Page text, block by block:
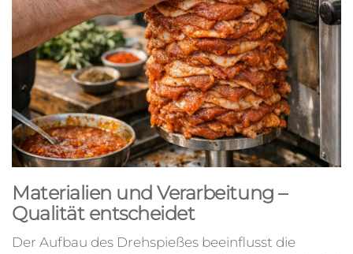
Materialien und Verarbeitung –
Qualität entscheidet
Der Aufbau des Drehspießes beeinflusst die